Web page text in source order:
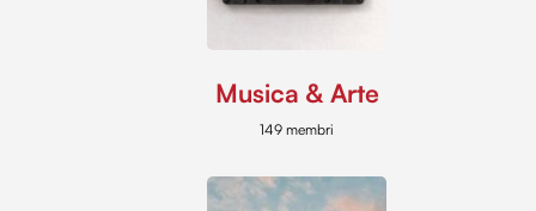
Musica & Arte
149 membri